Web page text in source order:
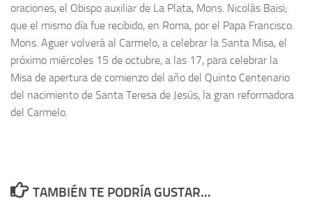
oraciones, el Obispo auxiliar de La Plata, Mons. Nicolás Baisi;
que el mismo día fue recibido, en Roma, por el Papa Francisco.
Mons. Aguer volverá al Carmelo, a celebrar la Santa Misa, el
próximo miércoles 15 de octubre, a las 17, para celebrar la
Misa de apertura de comienzo del año del Quinto Centenario
del nacimiento de Santa Teresa de Jesús, la gran reformadora
del Carmelo.
TAMBIÉN TE PODRÍA GUSTAR...